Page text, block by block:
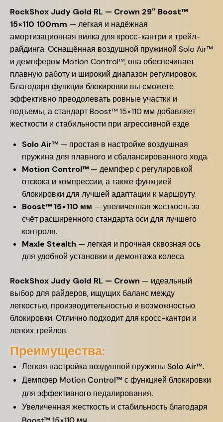
RockShox Judy Gold RL — Crown 29″ Boost™
15×110 100mm — легкая и надёжная
амортизационная вилка для кросс-кантри и трейл-
райдинга. Оснащённая воздушной пружиной Solo Air™
и демпфером Motion Control™, она обеспечивает
плавную работу и широкий диапазон регулировок.
Благодаря функции блокировки вы сможете
эффективно преодолевать ровные участки и
подъемы, а стандарт Boost™ 15×110 мм добавляет
жесткости и стабильности при агрессивной езде.
Solo Air™ — простая в настройке воздушная
пружина для плавного и сбалансированного хода.
Motion Control™ — демпфер с регулировкой
отскока и компрессии, а также функцией
блокировки для лучшей адаптации к маршруту.
Boost™ 15×110 мм — увеличенная жесткость за
счёт расширенного стандарта оси для лучшего
контроля.
Maxle Stealth — легкая и прочная сквозная ось
для удобной установки и демонтажа колеса.
RockShox Judy Gold RL — Crown — идеальный
выбор для райдеров, ищущих баланс между
легкостью, производительностью и возможностью
блокировки. Отлично подходит для кросс-кантри и
легких трейлов.
Преимущества:
Легкая настройка воздушной пружины Solo Air™.
Демпфер Motion Control™ с функцией блокировки
для эффективного педалирования.
Увеличенная жесткость и стабильность благодаря